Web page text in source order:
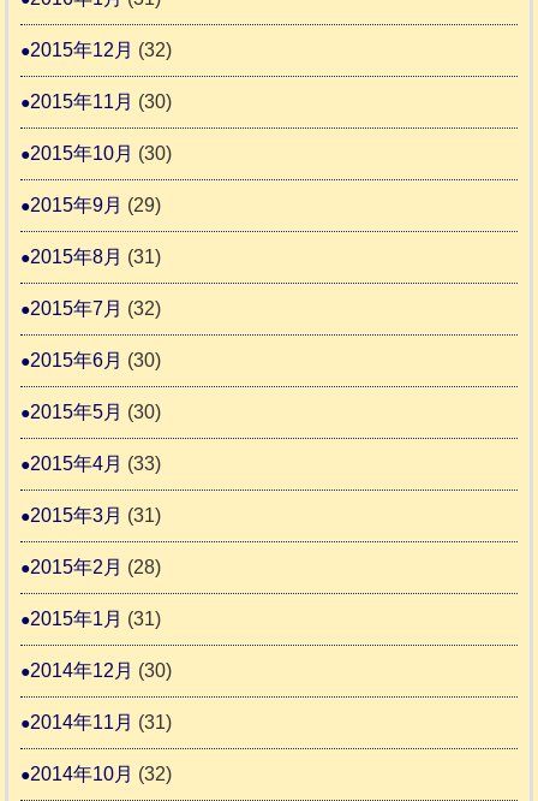
2015年12月 (32)
2015年11月 (30)
2015年10月 (30)
2015年9月 (29)
2015年8月 (31)
2015年7月 (32)
2015年6月 (30)
2015年5月 (30)
2015年4月 (33)
2015年3月 (31)
2015年2月 (28)
2015年1月 (31)
2014年12月 (30)
2014年11月 (31)
2014年10月 (32)